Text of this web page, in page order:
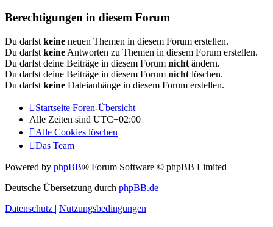
Berechtigungen in diesem Forum
Du darfst keine neuen Themen in diesem Forum erstellen.
Du darfst keine Antworten zu Themen in diesem Forum erstellen.
Du darfst deine Beiträge in diesem Forum nicht ändern.
Du darfst deine Beiträge in diesem Forum nicht löschen.
Du darfst keine Dateianhänge in diesem Forum erstellen.
Startseite Foren-Übersicht
Alle Zeiten sind UTC+02:00
Alle Cookies löschen
Das Team
Powered by phpBB® Forum Software © phpBB Limited
Deutsche Übersetzung durch phpBB.de
Datenschutz | Nutzungsbedingungen